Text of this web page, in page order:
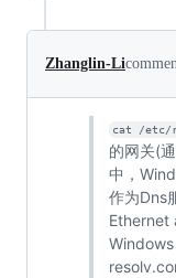
Zhanglin-Li
cat /etc/
的网关(
中，
作为Dns
Ethernet
Windows